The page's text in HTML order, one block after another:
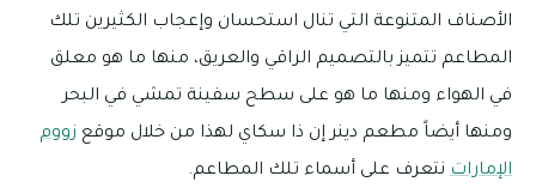
الأصناف المتنوعة التي تنال استحسان وإعجاب الكثيرين تلك
المطاعم تتميز بالتصميم الراقي والعريق، منها ما هو معلق
في الهواء ومنها ما هو على سطح سفينة تمشي في البحر
ومنها أيضاً مطعم دينر إن ذا سكاي لهذا من خلال موقع زووم
الإمارات نتعرف على أسماء تلك المطاعم.